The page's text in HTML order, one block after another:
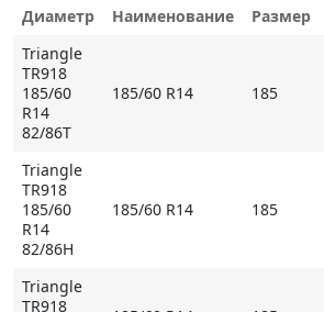
превосходный показатель "цена/
Безусловно,
альтернативой отечественным
заметно проигрывает более
конкурентам.
* Внимание: летние шины не
происхождения могут быть
обозначением M+S
Купить Triangle TR918 на
Диаметр Наименование Размер
Triangle
TR918
185/60
R14
82/86T
185/60 R14 185
Triangle
TR918
185/60
R14
82/86H
185/60 R14 185
Triangle
TR918